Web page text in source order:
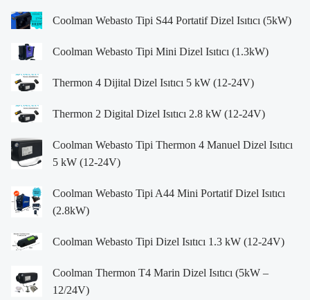
Coolman Webasto Tipi S44 Portatif Dizel Isıtıcı (5kW)
Coolman Webasto Tipi Mini Dizel Isıtıcı (1.3kW)
Thermon 4 Dijital Dizel Isıtıcı 5 kW (12-24V)
Thermon 2 Digital Dizel Isıtıcı 2.8 kW (12-24V)
Coolman Webasto Tipi Thermon 4 Manuel Dizel Isıtıcı
5 kW (12-24V)
Coolman Webasto Tipi A44 Mini Portatif Dizel Isıtıcı
(2.8kW)
Coolman Webasto Tipi Dizel Isıtıcı 1.3 kW (12-24V)
Coolman Thermon T4 Marin Dizel Isıtıcı (5kW –
12/24V)